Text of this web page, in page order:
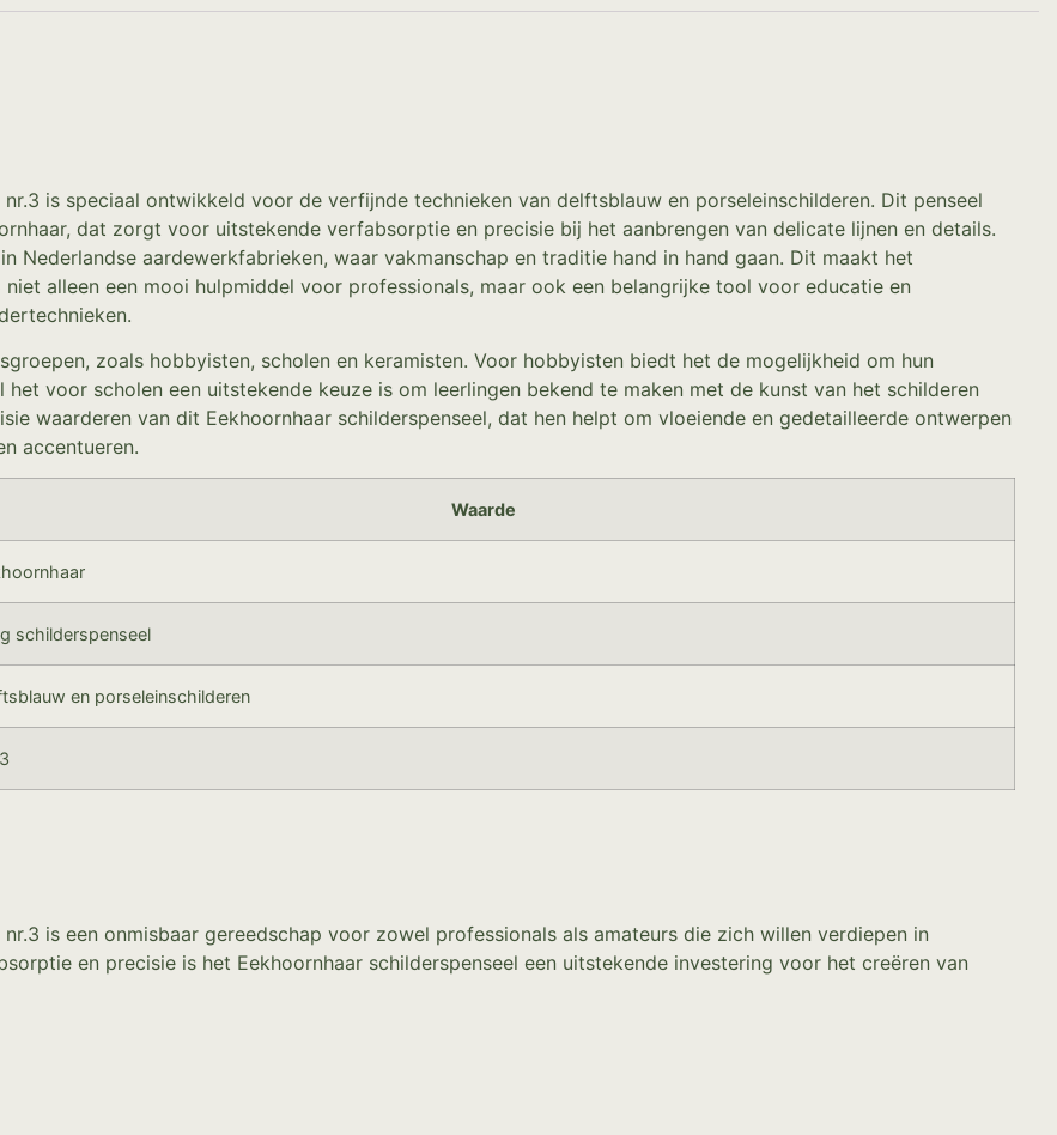
is speciaal ontwikkeld voor de verfijnde technieken van delftsblauw en porseleinschilderen. Dit penseel
dat zorgt voor uitstekende verfabsorptie en precisie bij het aanbrengen van delicate lijnen en details.
Nederlandse aardewerkfabrieken, waar vakmanschap en traditie hand in hand gaan. Dit maakt het
alleen een mooi hulpmiddel voor professionals, maar ook een belangrijke tool voor educatie en
zoals hobbyisten, scholen en keramisten. Voor hobbyisten biedt het de mogelijkheid om hun
voor scholen een uitstekende keuze is om leerlingen bekend te maken met de kunst van het schilderen
waarderen van dit Eekhoornhaar schilderspenseel, dat hen helpt om vloeiende en gedetailleerde ontwerpen
accentueren.
Waarde
schilderspenseel
en porseleinschilderen
is een onmisbaar gereedschap voor zowel professionals als amateurs die zich willen verdiepen in
en precisie is het Eekhoornhaar schilderspenseel een uitstekende investering voor het creëren van